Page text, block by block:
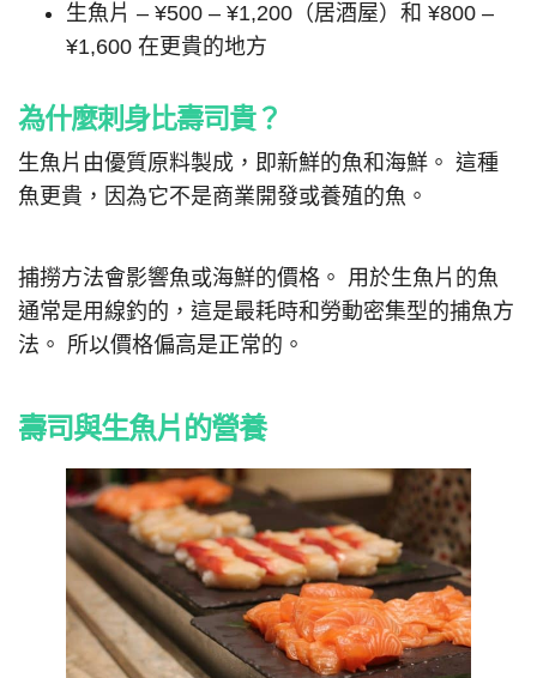
生魚片 – ¥500 – ¥1,200（居酒屋）和 ¥800 –
¥1,600 在更貴的地方
為什麼刺身比壽司貴？
生魚片由優質原料製成，即新鮮的魚和海鮮。 這種
魚更貴，因為它不是商業開發或養殖的魚。
捕撈方法會影響魚或海鮮的價格。 用於生魚片的魚
通常是用線釣的，這是最耗時和勞動密集型的捕魚方
法。 所以價格偏高是正常的。
壽司與生魚片的營養